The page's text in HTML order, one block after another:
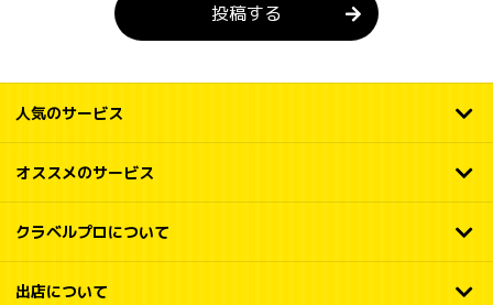
投稿する
人気のサービス
オススメのサービス
クラベルプロについて
出店について